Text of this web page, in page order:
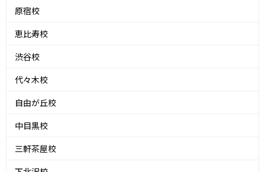
原宿校
恵比寿校
渋谷校
代々木校
自由が丘校
中目黒校
三軒茶屋校